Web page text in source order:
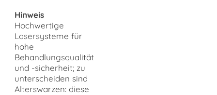
Hinweis
Hochwertige
Lasersysteme für
hohe
Behandlungsqualität
und -sicherheit; zu
unterscheiden sind
Alterswarzen: diese